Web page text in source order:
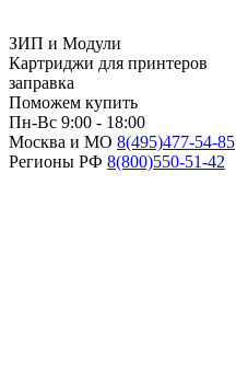
ЗИП и Модули
Картриджи для принтеров
заправка
Поможем купить
Пн-Вс 9:00 - 18:00
Москва и МО 8(495)477-54-85
Регионы РФ 8(800)550-51-42